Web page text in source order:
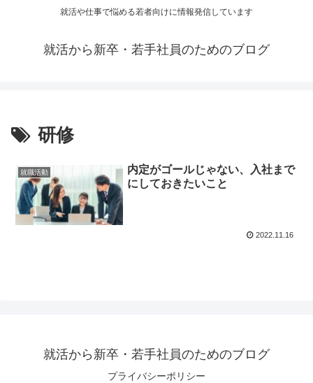
就活や仕事で悩める若者向けに情報発信しています
就活から新卒・若手社員のためのブログ
研修
就職活動
内定がゴールじゃない、入社まで
にしておきたいこと
2022.11.16
就活から新卒・若手社員のためのブログ
プライバシーポリシー